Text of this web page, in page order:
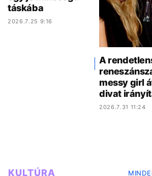
A
messy girl
divat
2026.7.31 11:24